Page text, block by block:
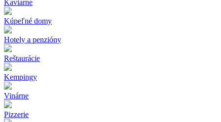
Kaviarne
Kúpeľné domy
Hotely a penzióny
Reštaurácie
Kempingy
Vinárne
Pizzerie